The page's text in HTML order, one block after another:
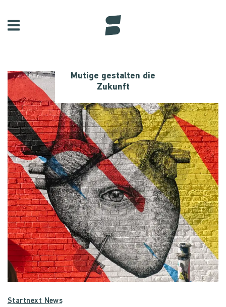
Mutige gestalten die
Zukunft
Startnext News